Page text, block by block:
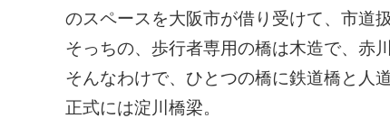
のスペースを大阪市が借り受けて、市道
そっちの、歩行者専用の橋は木造で、赤
そんなわけで、ひとつの橋に鉄道橋と人
正式には淀川橋梁。